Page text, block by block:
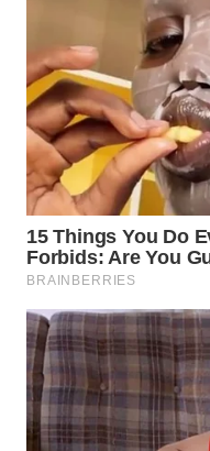
WN
BINJAI
WN
CIREBON
WN
INDRAMAYU
WN
KUNINGAN
WN
MAJALENGKA